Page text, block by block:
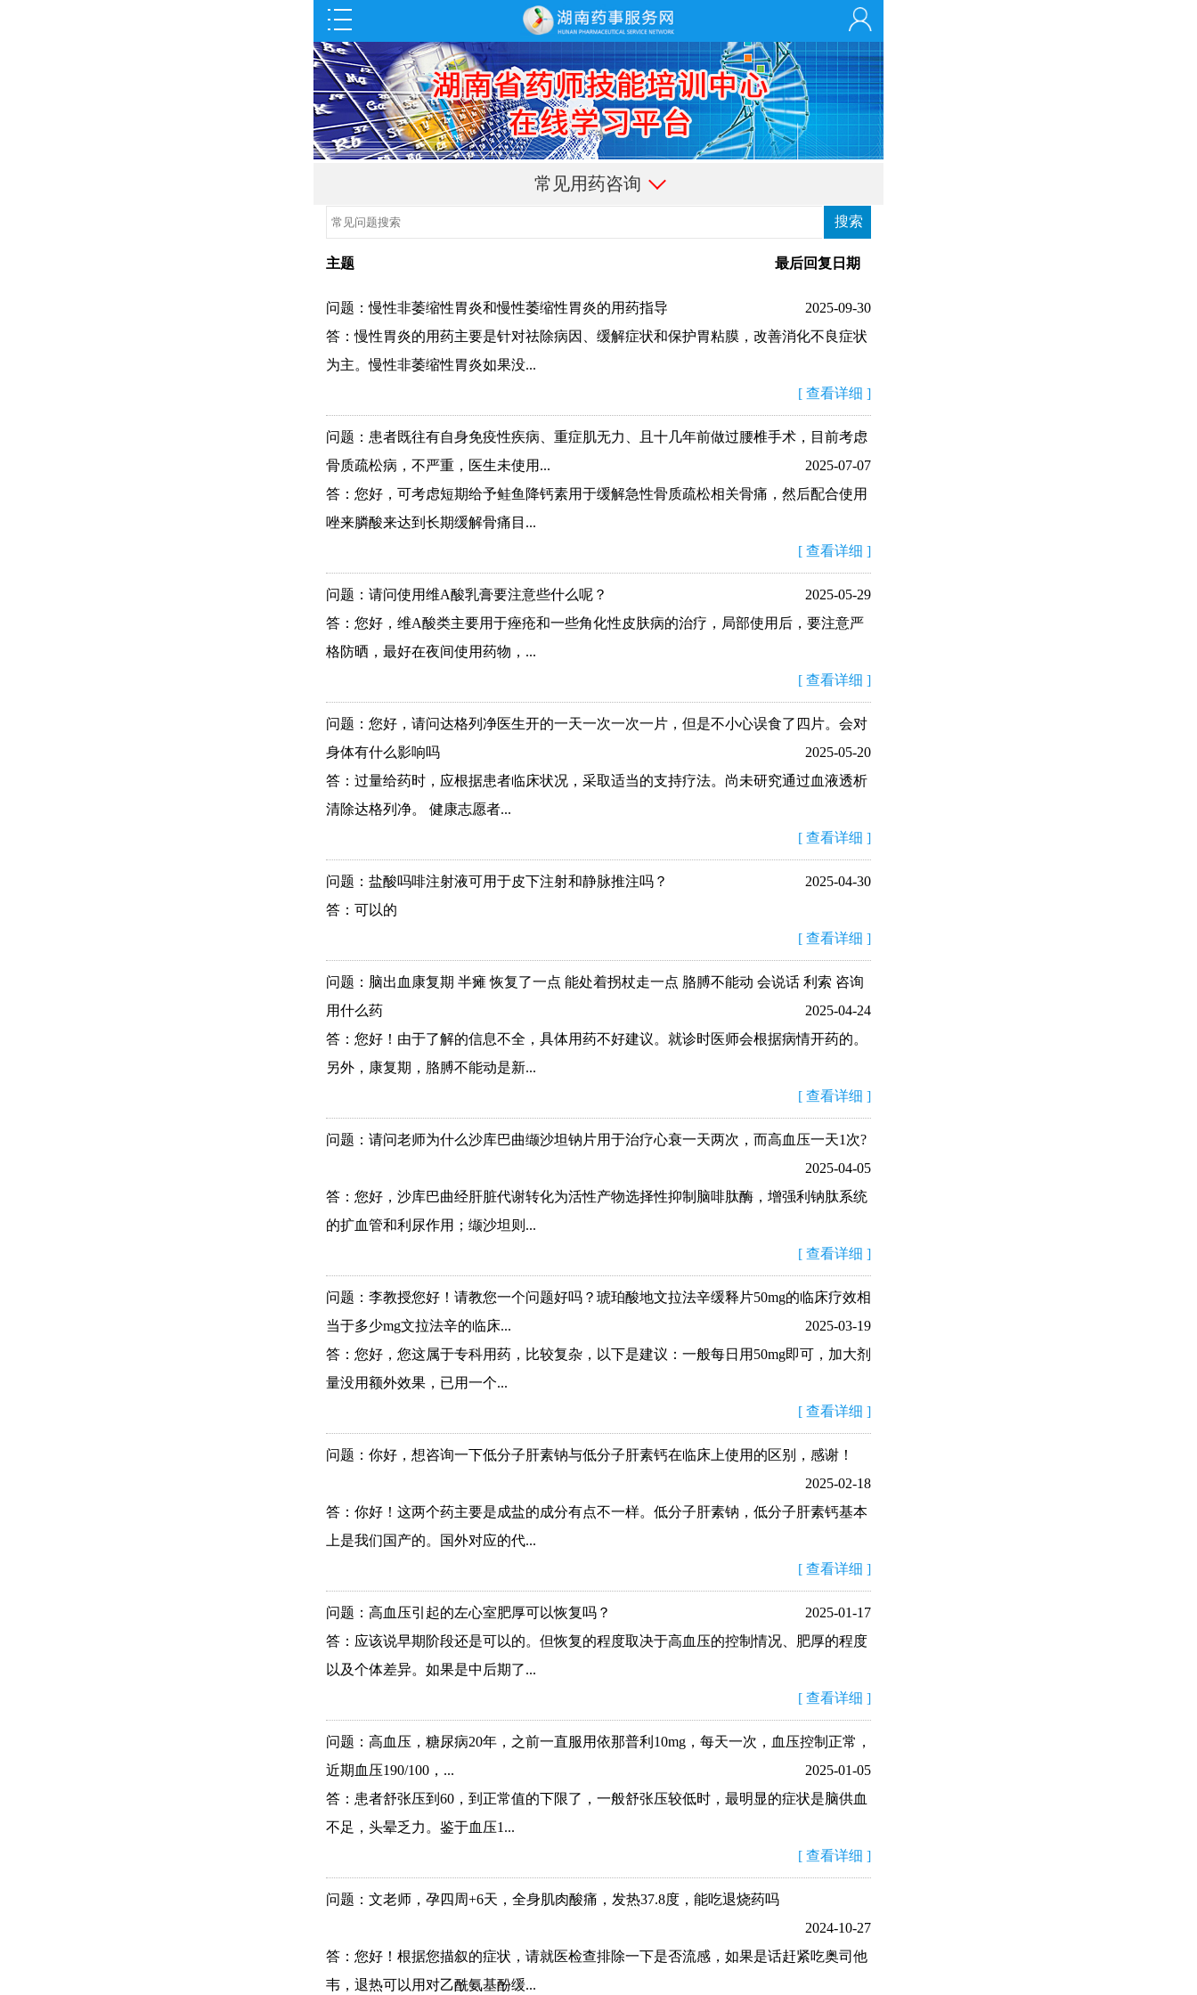
常见用药咨询
最后回复日期
主题
问题：慢性非萎缩性胃炎和慢性萎缩性胃炎的用药指导
2025-09-30
答：慢性胃炎的用药主要是针对祛除病因、缓解症状和保护胃粘膜，改善消化不良症状
为主。慢性非萎缩性胃炎如果没...
[ 查看详细 ]
问题：患者既往有自身免疫性疾病、重症肌无力、且十几年前做过腰椎手术，目前考虑
骨质疏松病，不严重，医生未使用...
2025-07-07
答：您好，可考虑短期给予鲑鱼降钙素用于缓解急性骨质疏松相关骨痛，然后配合使用
唑来膦酸来达到长期缓解骨痛目...
[ 查看详细 ]
问题：请问使用维A酸乳膏要注意些什么呢？
2025-05-29
答：您好，维A酸类主要用于痤疮和一些角化性皮肤病的治疗，局部使用后，要注意严
格防晒，最好在夜间使用药物，...
[ 查看详细 ]
问题：您好，请问达格列净医生开的一天一次一次一片，但是不小心误食了四片。会对
身体有什么影响吗
2025-05-20
答：过量给药时，应根据患者临床状况，采取适当的支持疗法。尚未研究通过血液透析
清除达格列净。 健康志愿者...
[ 查看详细 ]
问题：盐酸吗啡注射液可用于皮下注射和静脉推注吗？
2025-04-30
答：可以的
[ 查看详细 ]
问题：脑出血康复期 半瘫 恢复了一点 能处着拐杖走一点 胳膊不能动 会说话 利索 咨询
用什么药
2025-04-24
答：您好！由于了解的信息不全，具体用药不好建议。就诊时医师会根据病情开药的。
另外，康复期，胳膊不能动是新...
[ 查看详细 ]
问题：请问老师为什么沙库巴曲缬沙坦钠片用于治疗心衰一天两次，而高血压一天1次?
2025-04-05
答：您好，沙库巴曲经肝脏代谢转化为活性产物选择性抑制脑啡肽酶，增强利钠肽系统
的扩血管和利尿作用；缬沙坦则...
[ 查看详细 ]
问题：李教授您好！请教您一个问题好吗？琥珀酸地文拉法辛缓释片50mg的临床疗效相
当于多少mg文拉法辛的临床...
2025-03-19
答：您好，您这属于专科用药，比较复杂，以下是建议：一般每日用50mg即可，加大剂
量没用额外效果，已用一个...
[ 查看详细 ]
问题：你好，想咨询一下低分子肝素钠与低分子肝素钙在临床上使用的区别，感谢！
2025-02-18
答：你好！这两个药主要是成盐的成分有点不一样。低分子肝素钠，低分子肝素钙基本
上是我们国产的。国外对应的代...
[ 查看详细 ]
问题：高血压引起的左心室肥厚可以恢复吗？
2025-01-17
答：应该说早期阶段还是可以的。但恢复的程度取决于高血压的控制情况、肥厚的程度
以及个体差异。如果是中后期了...
[ 查看详细 ]
问题：高血压，糖尿病20年，之前一直服用依那普利10mg，每天一次，血压控制正常，
近期血压190/100，...
2025-01-05
答：患者舒张压到60，到正常值的下限了，一般舒张压较低时，最明显的症状是脑供血
不足，头晕乏力。鉴于血压1...
[ 查看详细 ]
问题：文老师，孕四周+6天，全身肌肉酸痛，发热37.8度，能吃退烧药吗
2024-10-27
答：您好！根据您描叙的症状，请就医检查排除一下是否流感，如果是话赶紧吃奥司他
韦，退热可以用对乙酰氨基酚缓...